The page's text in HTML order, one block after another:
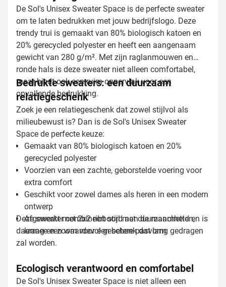
De Sol's Unisex Sweater Space is de perfecte sweater
om te laten bedrukken met jouw bedrijfslogo. Deze
trendy trui is gemaakt van 80% biologisch katoen en
20% gerecycled polyester en heeft een aangenaam
gewicht van 280 g/m². Met zijn raglanmouwen en
ronde hals is deze sweater niet alleen comfortabel,
maar biedt ook een ruim oppervlak voor een
opvallende bedrukking.
Bedrukte sweaters: een duurzaam
relatiegeschenk
Zoek je een relatiegeschenk dat zowel stijlvol als
milieubewust is? Dan is de Sol's Unisex Sweater
Space de perfecte keuze:
Gemaakt van 80% biologisch katoen en 20%
gerecycled polyester
Voorzien van een zachte, geborstelde voering voor
extra comfort
Geschikt voor zowel dames als heren in een modern
ontwerp
Afgewerkt met 2x2 ribboord aan de manchetten,
kraag en zoom voor een betere pasvorm
Deze sweater combineert stijl met duurzaamheid en is
daarmee een waardevol geschenk dat lang gedragen
zal worden.
Ecologisch verantwoord en comfortabel
De Sol's Unisex Sweater Space is niet alleen een